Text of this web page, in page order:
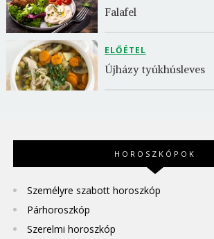
Falafel
ELŐÉTEL
Újházy tyúkhúsleves
HOROSZKÓPOK
Személyre szabott horoszkóp
Párhoroszkóp
Szerelmi horoszkóp